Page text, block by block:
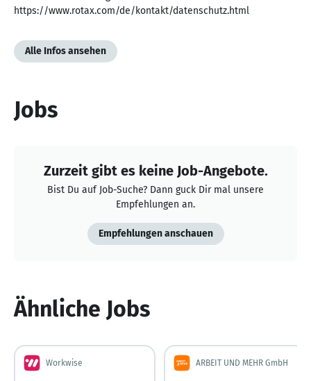
https://www.rotax.com/de/kontakt/datenschutz.html
Alle Infos ansehen
Jobs
Zurzeit gibt es keine Job-Angebote.
Bist Du auf Job-Suche? Dann guck Dir mal unsere
Empfehlungen an.
Empfehlungen anschauen
Ähnliche Jobs
Workwise ARBEIT UND MEHR GmbH